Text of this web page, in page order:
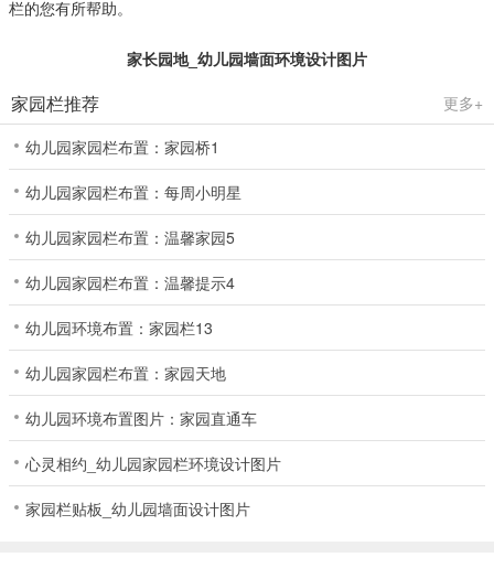
栏的您有所帮助。
家长园地_幼儿园墙面环境设计图片
家园栏推荐
更多+
幼儿园家园栏布置：家园桥1
幼儿园家园栏布置：每周小明星
幼儿园家园栏布置：温馨家园5
幼儿园家园栏布置：温馨提示4
幼儿园环境布置：家园栏13
幼儿园家园栏布置：家园天地
幼儿园环境布置图片：家园直通车
心灵相约_幼儿园家园栏环境设计图片
家园栏贴板_幼儿园墙面设计图片